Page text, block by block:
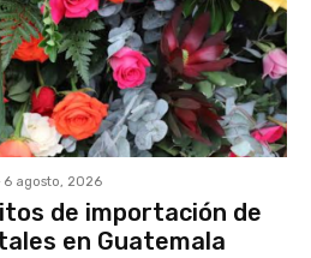
6 agosto, 2026
de importación de
en Guatemala